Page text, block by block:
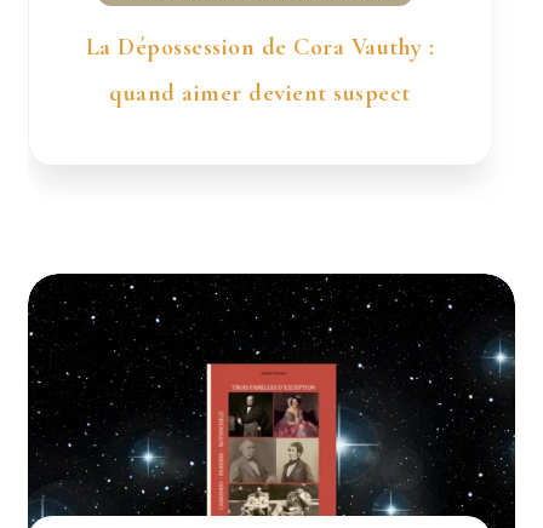
La Dépossession de Cora Vauthy :
quand aimer devient suspect